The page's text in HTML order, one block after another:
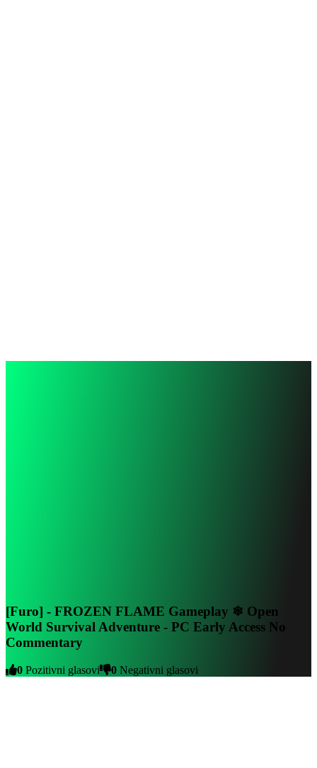
[Furo] - FROZEN FLAME Gameplay ❄ Open
World Survival Adventure - PC Early Access No
Commentary
0 Pozitivni glasovi 0 Negativni glasovi